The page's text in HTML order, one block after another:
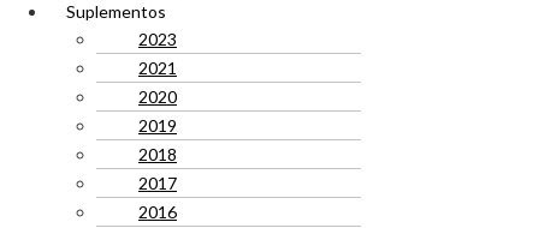
Suplementos
2023
2021
2020
2019
2018
2017
2016